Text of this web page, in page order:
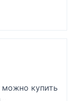
можно купить